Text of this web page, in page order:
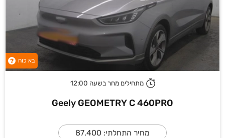
בא כוח ?
מתחילים מחר בשעה 12:00
Geely GEOMETRY C 460PRO
מחיר התחלתי: 87,400